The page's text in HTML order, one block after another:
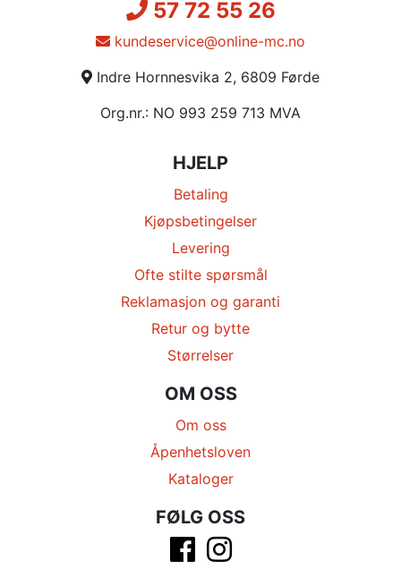
57 72 55 26
kundeservice@online-mc.no
Indre Hornnesvika 2, 6809 Førde
Org.nr.: NO 993 259 713 MVA
HJELP
Betaling
Kjøpsbetingelser
Levering
Ofte stilte spørsmål
Reklamasjon og garanti
Retur og bytte
Størrelser
OM OSS
Om oss
Åpenhetsloven
Kataloger
FØLG OSS